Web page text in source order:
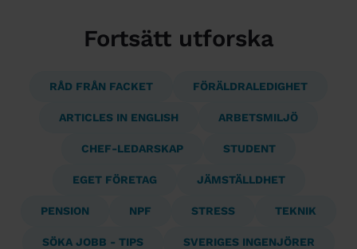
Fortsätt utforska
RÅD FRÅN FACKET FÖRÄLDRALEDIGHET
ARTICLES IN ENGLISH ARBETSMILJÖ
CHEF-LEDARSKAP STUDENT
EGET FÖRETAG JÄMSTÄLLDHET
PENSION NPF STRESS TEKNIK
SÖKA JOBB - TIPS SVERIGES INGENJÖRER